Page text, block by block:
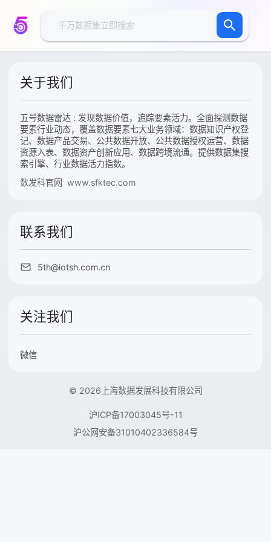
关于我们
五号数据雷达 : 发现数据价值，追踪要素活力。全面探测数据
要素行业动态，覆盖数据要素七大业务领域：数据知识产权登
记、数据产品交易、公共数据开放、公共数据授权运营、数据
资源入表、数据资产创新应用、数据跨境流通。提供数据集搜
索引擎、行业数据活力指数。
数发科官网 www.sfktec.com
联系我们
5th@iotsh.com.cn
关注我们
微信
© 2026上海数据发展科技有限公司
沪ICP备17003045号-11
沪公网安备31010402336584号